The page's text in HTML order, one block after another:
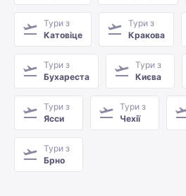
Тури з
Катовіце
Тури з
Кракова
Тури з
Бухареста
Тури з
Києва
Тури з
Ясси
Тури з
Чехії
Тури з
Брно